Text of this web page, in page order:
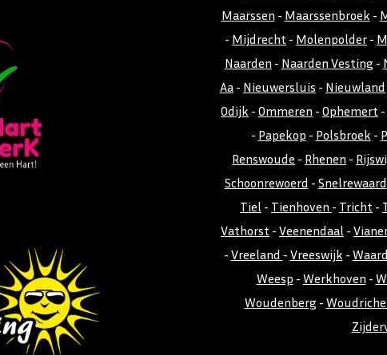
Maarssen - Maarssenbroek -
- Mijdrecht - Molenpolder -
Naarden - Naarden Vesting -
Aa - Nieuwersluis - Nieuwland
Odijk - Ommeren - Ophemert -
- Papekop - Polsbroek -
Renswoude - Rhenen -
Schoonrewoerd - Snelrewaard
Tiel - Tienhoven - Tricht -
Vathorst - Veenendaal -
- Vreeland - Vreeswijk -
Weesp - Werkhoven -
Woudenberg -